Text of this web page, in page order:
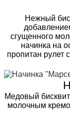
Нежный
сгущенного
начинка на
пропитан рулет
Медовый
молочным